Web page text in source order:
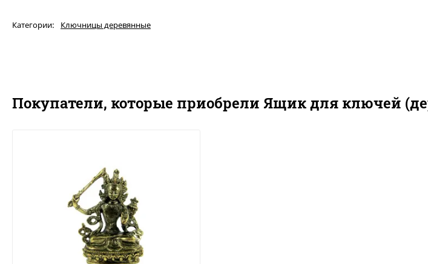
Категории: Ключницы деревянные
Покупатели, которые приобрели Ящик для ключей